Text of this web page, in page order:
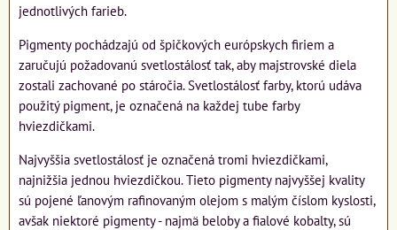
jednotlivých farieb.
Pigmenty pochádzajú od špičkových európskych firiem a
zaručujú požadovanú svetlostálosť tak, aby majstrovské diela
zostali zachované po stáročia. Svetlostálosť farby, ktorú udáva
použitý pigment, je označená na každej tube farby
hviezdičkami.
Najvyššia svetlostálosť je označená tromi hviezdičkami,
najnižšia jednou hviezdičkou. Tieto pigmenty najvyššej kvality
sú pojené ľanovým rafinovaným olejom s malým číslom kyslosti,
avšak niektoré pigmenty - najmä beloby a fialové kobalty, sú